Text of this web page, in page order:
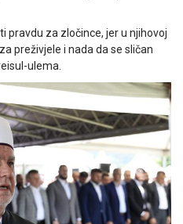
pravdu za zločince, jer u njihovoj
preživjele i nada da se sličan
ulema.